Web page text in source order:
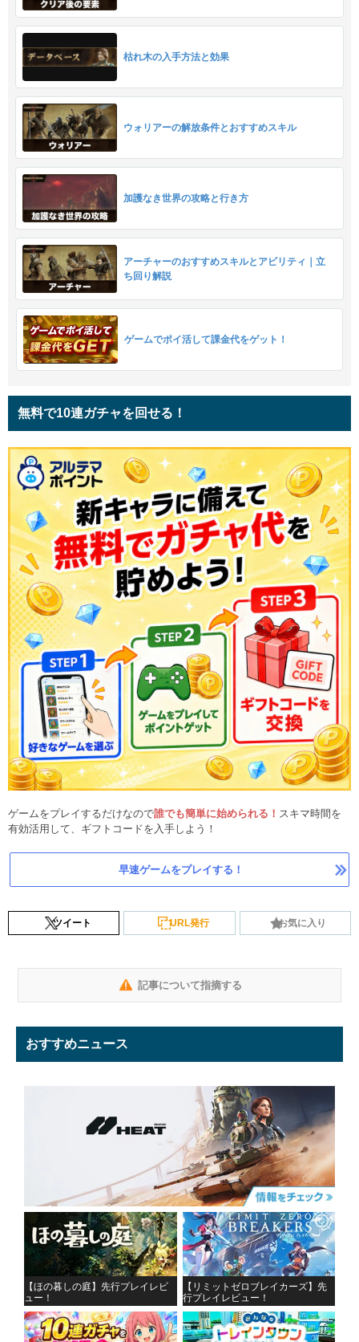
枯れ木の入手方法と効果
ウォリアーの解放条件とおすすめスキル
加護なき世界の攻略と行き方
アーチャーのおすすめスキルとアビリティ｜立
ち回り解説
ゲームでポイ活して課金代をゲット！
無料で10連ガチャを回せる！
ゲームをプレイするだけなので誰でも簡単に始められる！ スキマ時間を
有効活用して、ギフトコードを入手しよう！
早速ゲームをプレイする！
ツイート URL発行 お気に入り
記事について指摘する
おすすめニュース
【ほの暮しの庭】先行プレイレビ
ュー！
【リミットゼロブレイカーズ】先
行プレイレビュー！